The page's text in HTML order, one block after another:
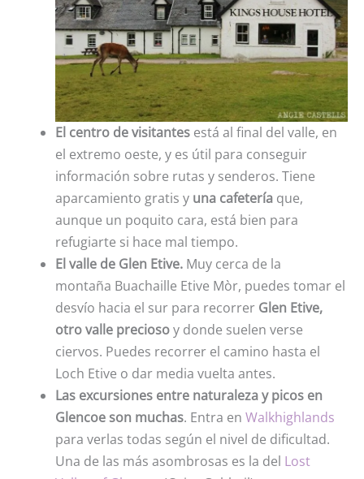
El centro de visitantes está al final del valle, en
el extremo oeste, y es útil para conseguir
información sobre rutas y senderos. Tiene
aparcamiento gratis y una cafetería que,
aunque un poquito cara, está bien para
refugiarte si hace mal tiempo.
El valle de Glen Etive. Muy cerca de la
montaña Buachaille Etive Mòr, puedes tomar el
desvío hacia el sur para recorrer Glen Etive,
otro valle preciosoy donde suelen verse
ciervos. Puedes recorrer el camino hasta el
Loch Etive o dar media vuelta antes.
Las excursiones entre naturaleza y picos en
Glencoe son muchas. Entra en Walkhighlands
para verlas todas según el nivel de dificultad.
Una de las más asombrosas es la del Lost